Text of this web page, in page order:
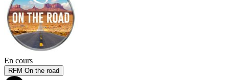
En cours
RFM On the road